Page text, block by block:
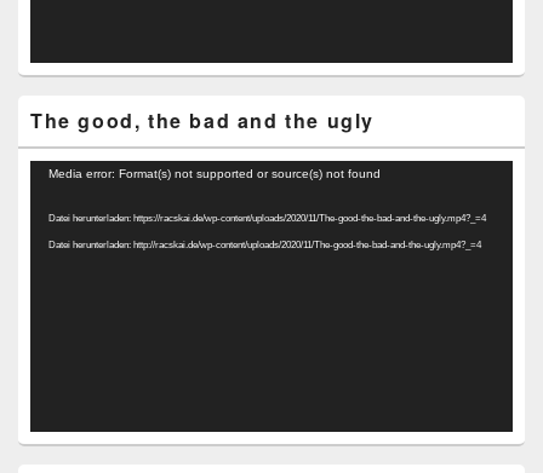
The good, the bad and the ugly
Video-
Media error: Format(s) not supported or source(s) not found
Datei herunterladen: https://racskai.de/wp-content/uploads/2020/11/The-good-the-bad-and-the-ugly.mp4?_=4
Datei herunterladen: http://racskai.de/wp-content/uploads/2020/11/The-good-the-bad-and-the-ugly.mp4?_=4